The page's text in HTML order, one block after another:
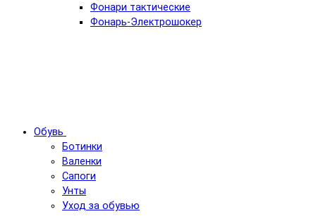
Фонари тактические
Фонарь-Электрошокер
Обувь
Ботинки
Валенки
Сапоги
Унты
Уход за обувью